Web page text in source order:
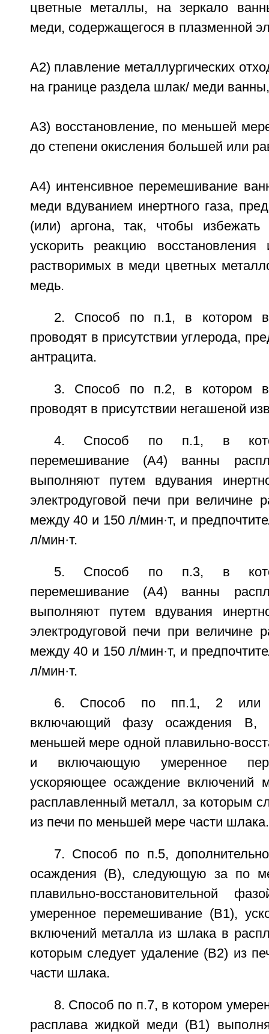
цветные металлы, на зеркало
меди, содержащегося в плазменной
А2) плавление металлургических
на границе раздела шлак/ меди ванны,
A3) восстановление, по меньшей
до степени окисления большей или
А4) интенсивное перемешивание
меди вдуванием инертного газа,
(или) аргона, так, чтобы избежать
ускорить реакцию
растворимых в меди цветных
медь.
2. Способ по п.1, в котором
проводят в присутствии углерода,
антрацита.
3. Способ по п.2, в котором
проводят в присутствии негашеной
4. Способ по п.1, в
перемешивание (А4) ванны
выполняют путем вдувания
электродуговой печи при величине
между 40 и 150 л/мин·т, и
л/мин·т.
5. Способ по п.3, в
перемешивание (А4) ванны
выполняют путем вдувания
электродуговой печи при величине
между 40 и 150 л/мин·т, и
л/мин·т.
6. Способ по пп.1, 2 или
включающий фазу осаждения
меньшей мере одной плавильно-
и включающую умеренное
ускоряющее осаждение включений
расплавленный металл, за которым
из печи по меньшей мере части шлака.
7. Способ по п.5,
осаждения (В), следующую за по
плавильно-восстановительной
умеренное перемешивание (В1),
включений металла из шлака в
которым следует удаление (В2) из
части шлака.
8. Способ по п.7, в котором
расплава жидкой меди (В1)